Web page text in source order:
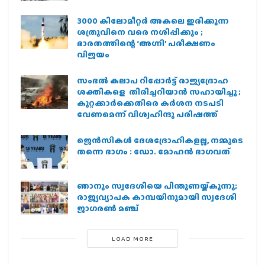
3000 കിലോമീറ്റർ അകലെ ഇരിക്കുന്ന
ശത്രുവിനെ വരെ നശിപ്പിക്കും ;
ഭാരതത്തിന്റെ ‘അഗ്നി’ പരീക്ഷണം
വിജയം
സംഭൽ കലാപ റിപ്പോർട്ട് രാജ്യദ്രോഹ
ശക്തികളെ തിരിച്ചറിയാൻ സഹായിച്ചു ;
കുറ്റക്കാർക്കെതിരെ കർശന നടപടി
വേണമെന്ന് വിശ്വഹിന്ദു പരിഷത്ത്
ജെന്‍സികള്‍ ദേശദ്രോഹികളല്ല, നമ്മുടെ
തന്നെ ഭാഗം : ഡോ. മോഹന്‍ ഭാഗവത്
ഞാനും സ്വദേശിയെ പിന്തുണയ്ക്കുന്നു;
രാജ്യവ്യാപക കാമ്പയിനുമായി സ്വദേശി
ജാഗരണ്‍ മഞ്ച്
LOAD MORE